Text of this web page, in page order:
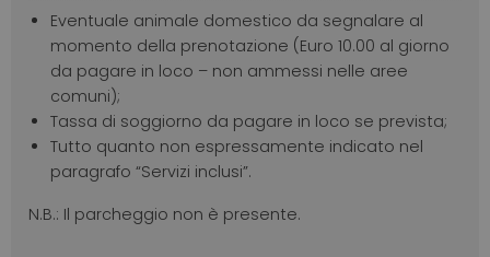
Eventuale animale domestico da segnalare al
momento della prenotazione (Euro 10.00 al giorno
da pagare in loco – non ammessi nelle aree
comuni);
Tassa di soggiorno da pagare in loco se prevista;
Tutto quanto non espressamente indicato nel
paragrafo “Servizi inclusi”.
N.B.: Il parcheggio non è presente.